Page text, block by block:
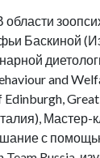
Баскиной
and
Great
Мастер-
с